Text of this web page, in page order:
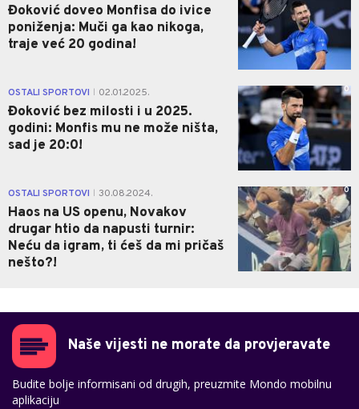
Đoković doveo Monfisa do ivice
poniženja: Muči ga kao nikoga,
traje već 20 godina!
OSTALI SPORTOVI 02.01.2025.
Đoković bez milosti i u 2025.
godini: Monfis mu ne može ništa,
sad je 20:0!
0
OSTALI SPORTOVI 30.08.2024.
Haos na US openu, Novakov
drugar htio da napusti turnir:
Neću da igram, ti ćeš da mi pričaš
nešto?!
0
Naše vijesti ne morate da provjeravate
Budite bolje informisani od drugih, preuzmite Mondo mobilnu
aplikaciju